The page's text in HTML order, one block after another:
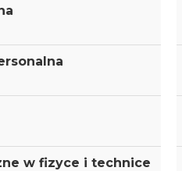
w fizyce i technice